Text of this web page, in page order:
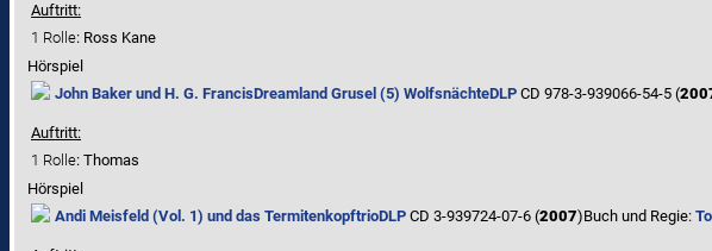
Auftritt:
1 Rolle: Ross Kane
Hörspiel
John Baker und H. G. FrancisDreamland Grusel (5) WolfsnächteDLP CD 978-3-939066-54-5 (
Auftritt:
1 Rolle: Thomas
Hörspiel
Andi Meisfeld (Vol. 1) und das TermitenkopftrioDLP CD 3-939724-07-6 (2007)Buch und Regie: